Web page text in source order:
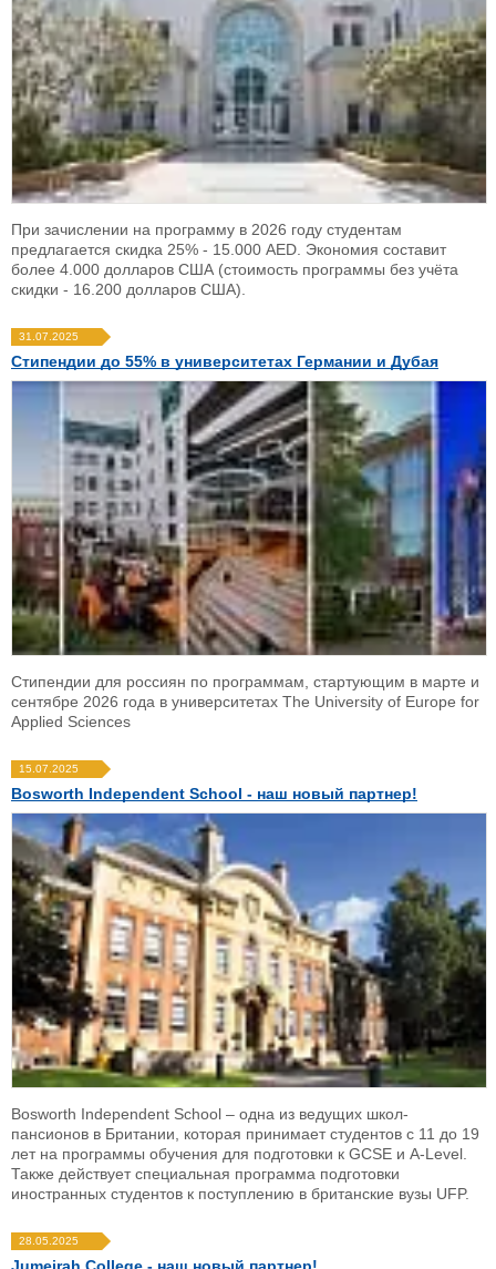
При зачислении на программу в 2026 году студентам
предлагается скидка 25% - 15.000 AED. Экономия составит
более 4.000 долларов США (стоимость программы без учёта
скидки - 16.200 долларов США).
31.07.2025
Стипендии до 55% в университетах Германии и Дубая
Стипендии для россиян по программам, стартующим в марте и
сентябре 2026 года в университетах The University of Europe for
Applied Sciences
15.07.2025
Bosworth Independent School - наш новый партнер!
Bosworth Independent School – одна из ведущих школ-
пансионов в Британии, которая принимает студентов с 11 до 19
лет на программы обучения для подготовки к GCSE и A-Level.
Также действует специальная программа подготовки
иностранных студентов к поступлению в британские вузы UFP.
28.05.2025
Jumeirah College - наш новый партнер!